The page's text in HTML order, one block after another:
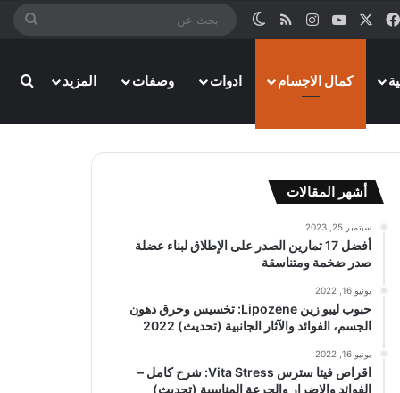
فيسبوك ‫YouTubeانستقرامملخص الموقع RSS
الوضع المظلم
بحث
كمال الاجسام ادوات وصفات المزيد
أشهر المقالات
سبتمبر 25, 2023
أفضل 17 تمارين الصدر على الإطلاق لبناء عضلة
صدر ضخمة ومتناسقة
يونيو 16, 2022
حبوب ليبو زين Lipozene: تخسيس وحرق دهون
الجسم، الفوائد والآثار الجانبية (تحديث) 2022
يونيو 16, 2022
اقراص فيتا سترس Vita Stress: شرح كامل –
الفوائد والاضرار والجرعة المناسبة (تحديث)